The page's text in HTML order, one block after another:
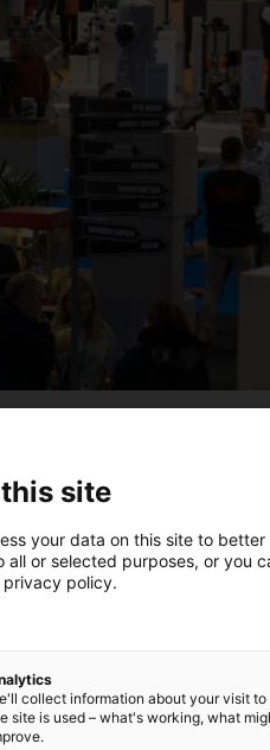
ja teknologiat
site
your data on this site to
or selected purposes, or you
privacy policy.
collect information about your visit
site is used – what's working, what